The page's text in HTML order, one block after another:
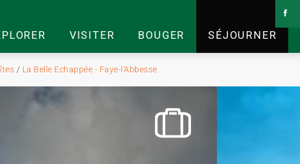
VISITER BOUGER SÉJOURNER
/ La Belle Echappée - Faye-l'Abbesse